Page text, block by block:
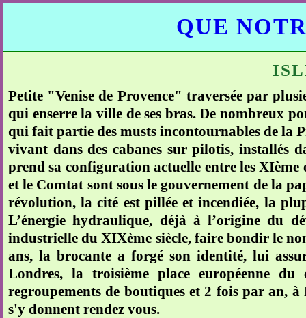
QUE
Petite "Venise de Provence" traversée par
qui enserre la ville de ses bras. De nombreux
qui fait partie des musts incontournables de la
vivant dans des cabanes sur pilotis, installés
prend sa configuration actuelle entre les XIème
et le Comtat sont sous le gouvernement de la
révolution, la cité est pillée et incendiée, la
L’énergie hydraulique, déjà à l’origine du
industrielle du XIXème siècle, faire bondir le
ans, la brocante a forgé son identité, lui
Londres, la troisième place européenne
regroupements de boutiques et 2 fois par an,
s'y donnent rendez vous.